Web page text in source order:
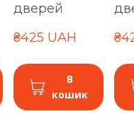
дверей
₴425 UAH
В
кошик